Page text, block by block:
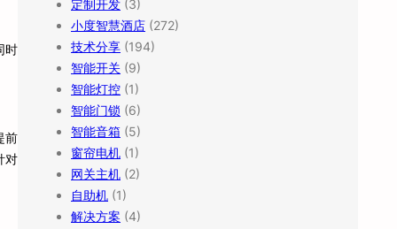
时
前
对
定制开发 (3)
小度智慧酒店 (272)
技术分享 (194)
智能开关 (9)
智能灯控 (1)
智能门锁 (6)
智能音箱 (5)
窗帘电机 (1)
网关主机 (2)
自助机 (1)
解决方案 (4)